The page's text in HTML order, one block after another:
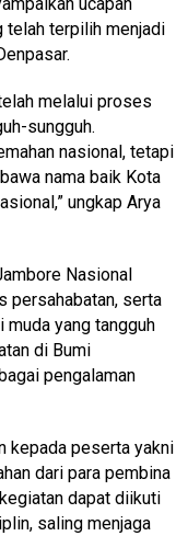
ucapan
telah terpilih menjadi
melalui proses
sungguh.
nasional, tetapi
nama baik Kota
ungkap Arya
Nasional
persahabatan, serta
yang tangguh
di Bumi
pengalaman
kepada peserta yakni
dari para pembina
dapat diikuti
saling menjaga